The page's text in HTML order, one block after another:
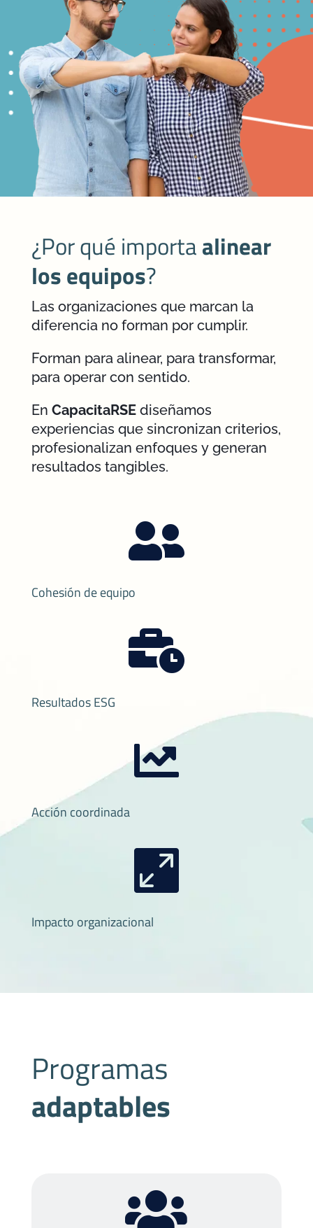
¿Por qué importaalinear
los equipos?
Las organizaciones que marcan la
diferencia no forman por cumplir.
Forman para alinear, para transformar,
para operar con sentido.
En CapacitaRSEdiseñamos
experiencias que sincronizan criterios,
profesionalizan enfoques y generan
resultados tangibles.

Cohesión de equipo

Resultados ESG

Acción coordinada

Impacto organizacional
Programas
adaptables
